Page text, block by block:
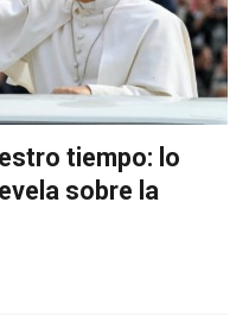
tiempo: lo
sobre la